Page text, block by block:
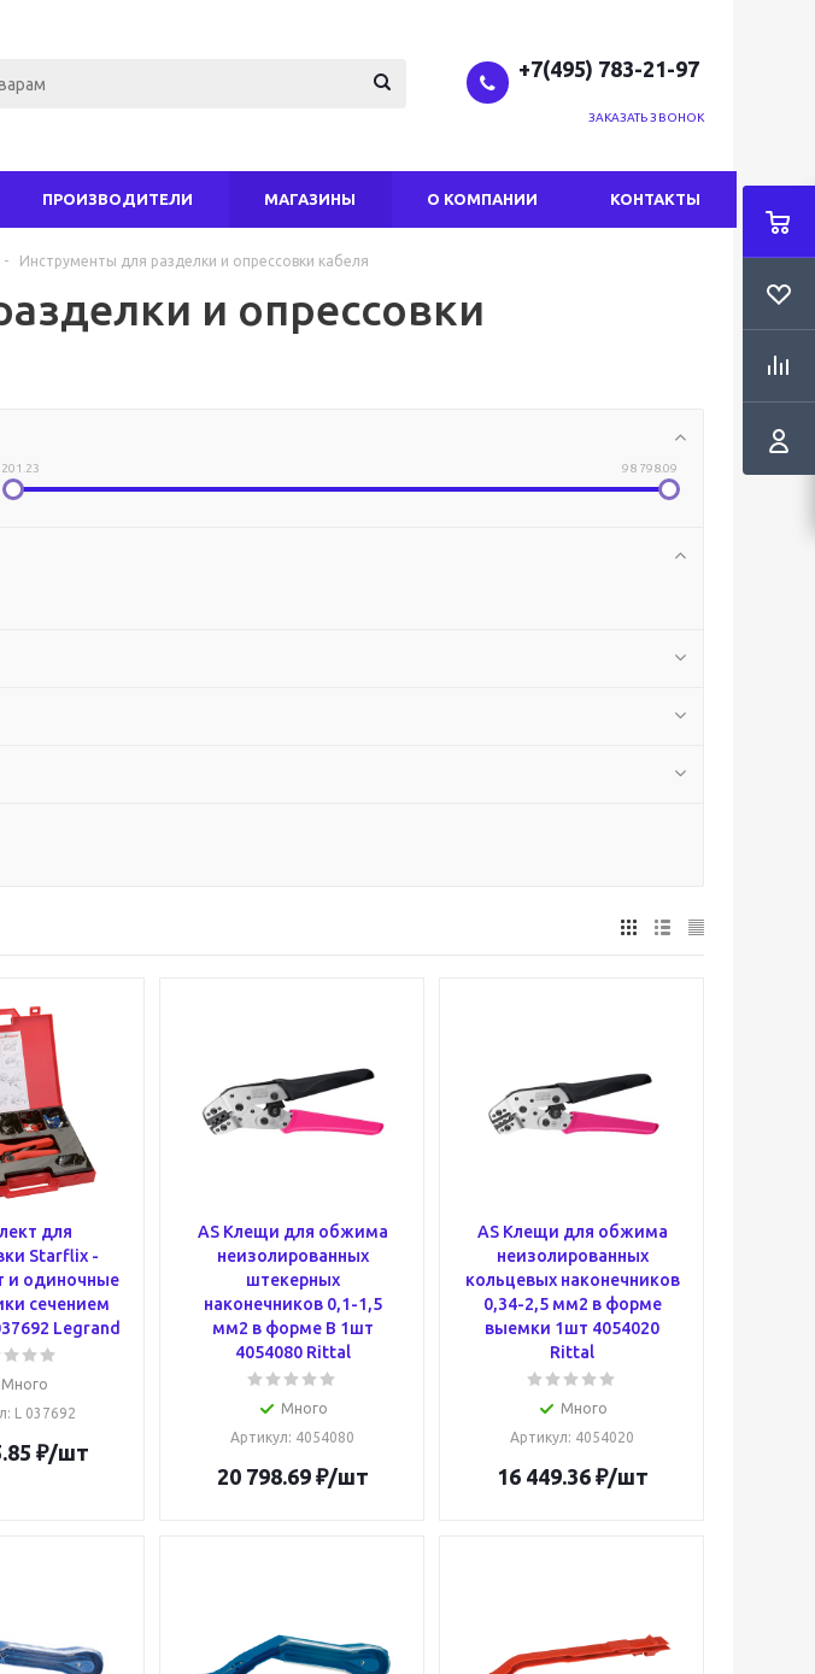
+7(495) 783-21-97
ЗАКАЗАТЬ ЗВОНОК
ПРОИЗВОДИТЕЛИ МАГАЗИНЫ О КОМПАНИИ КОНТАКТЫ
- Инструменты для разделки и опрессовки кабеля
и опрессовки
201.23 98 798.09
для
Starflix -
и одиночные
сечением
Legrand
Много
: L 037692
₽/шт
AS Клещи для обжима
неизолированных
штекерных
наконечников 0,1-1,5
мм2 в форме В 1шт
4054080 Rittal
Много
Артикул: 4054080
20 798.69₽/шт
AS Клещи для обжима
неизолированных
кольцевых наконечников
0,34-2,5 мм2 в форме
выемки 1шт 4054020
Rittal
Много
Артикул: 4054020
16 449.36₽/шт